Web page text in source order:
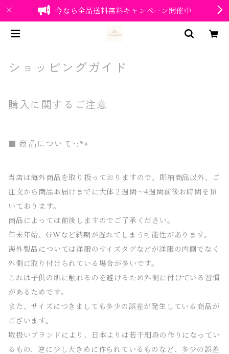
今なら全品送料無料キャンペーン開催中
ショッピングガイド
購入に関するご注意
商品について･:*+
当店は海外商品を取り扱っておりますので、即納商品以外、ご
注文から商品お届けまでに大体２週間〜4週間前後お時間を頂
いております。
商品によっては前後しますのでご了承ください。
年末年始、GWなど納期が遅れてしまう可能性があります。
海外製品については洋服のサイズタグなどが洋服の内側でなく
外側に取り付けられている場合が多いです。
これは子供の肌に触れるのを避けるため外側に付けている習慣
があるためです。
また、サイズにつきましても多少の誤差が発生している商品が
ございます。
取扱いブランドにより、日本よりは若干細身の作りになってい
るもの、逆に少し大きめに作られているものなど、多少の誤差